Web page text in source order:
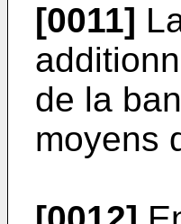
[0011]
de la
moyens